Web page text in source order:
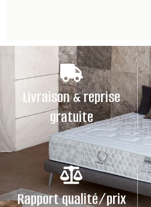
Livraison & reprise
gratuite
Rapport qualité/prix